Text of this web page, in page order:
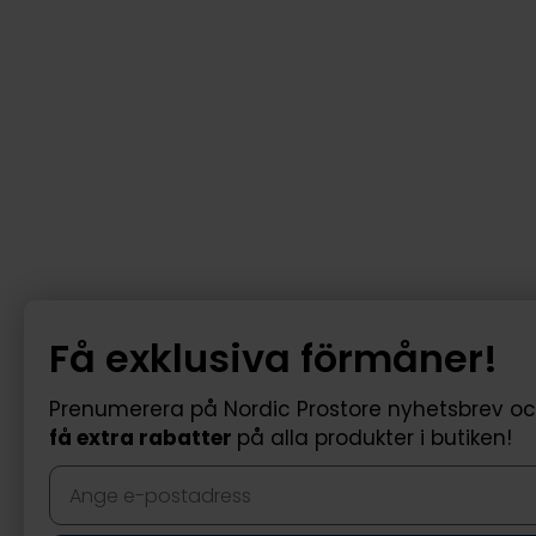
Få exklusiva förmåner!
Prenumerera på Nordic Prostore nyhetsbrev
få extra rabatter på alla produkter i butiken!